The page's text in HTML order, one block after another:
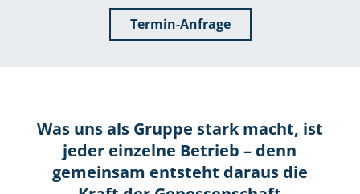
Termin-Anfrage
Was uns als Gruppe stark macht, ist
jeder einzelne Betrieb – denn
gemeinsam entsteht daraus die